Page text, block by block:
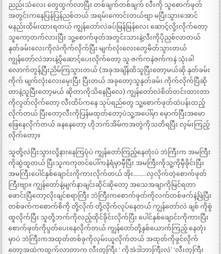
ညည်းသံလေး တွေထွက်လာပြီး တစ်ချက်တစ်ချက် လီးကို သူစောက်ဖုတ်
အတွင်းကနေပြန်ပြန်ညစ်တယ် အရမ်းကောင်းတယ်ဗျာ မပြီးသွားအောင်
မနည်းထိမ်းထားရတယ် ကျွန်တော်လဲခပ်မြန်မြန်လေး ဆောင့်လို့းလိုက်တော့
သူကော့တက်လားပြီး သူ့စောက်ဖုတ်အတွင်းသားနဲ့လီးကိုပိုညှစ်လာတယ်
နုတ်ခမ်းလေးကိုလဲကိုက်လိုက်ပြီး မျက်လုံးလေးတွေမိတ်သွားတယ်
ကျွန်တော်လဲအားနဲ့ပိုဆောင့်ပေးလိုက်တော့ သူ ဇက်ကနဲဇက်ကနဲ သုံးခါ
လောက်တွန့်ပြီးညိမ်ကြသွားတယ် (အခုအချိန်ထိသူပြီးတော့မယ်ဆို နုတ်ခမ်း
ကိုက် မျက်လုံးလေးမှေးပြီး ပြီးတယ် အခုတော့သူနုတ်ခမ်း ကိုက်လိုက်ပြီဆို
တာနဲ့သူပြီးတော့မယ် ဆိုတာကိုသိနေပြီလေ) ကျွန်တော်လဲစိတ်တင်းထားတာ
ကိုလွတ်လိုက်တော့ လီးထိပ်ကနေ သုပ်ရည်တွေ သူ့စောက်ဖုတ်ထဲပန်းထည့်
လိုက်တယ် ပြီးတော့လီးကိုပြန်မထုတ်တော့ပဲသူ့အပေါ်မှာ မှောက်ပြီးအမော
ဖြေနေလိုက်တယ် ခနနေတော့ ဟိုဘက်အိမ်ကအတွဲကိုသတိရပြီး လှမ်းကြည့်
လိုက်တော့။
သူတို့လဲပြီးသွားလို့နားနေကြပုံပဲ ကျွန်တော်ကြည့်နေတုံးပဲ ဘဲကြီးက အမကြီး
ကိုဆွဲထူတယ် ပြီးသူကကုတင်ပေါ်ကနံရံမှာမှီပြီး အမကြီးကိုသူ့ကိုမှီခိုင်းပြီး
အမကြီးပေါင်နှစ်ချောင်းကိုကားလိုက်တယ် အိုး………လှလိုက်တဲ့စောက်ဖုတ်
ကြီးဗျာ။ ကျွန်တော်နဲ့မျက်နာချင်းဆိုင်ဆိုတော့ အသေအချာကိုမြင်ရတာ
ဖောင်းပြီတော့လိုးချင်စရာကြီး ဘဲကြီးကစောက်ဖုတ်ကိုလက်တစ်ဖက်နဲ့ဖြဲပြီး
တစ်ဖက်ကစောက်စိကို တို့လိုက် တို့လိုက်လုပ်နေတယ် ကျွန်တော်လဲ ချစ် ကိုစွဲ
ထူလိုက်ပြီး သူတို့ဘက်ကိုလည့်ထိုင်ခိုင်းလိုက်ပြီး ပေါင်နှစ်ချောင်းကိုကားပြီး
စောက်ဖုတ်ကိုပွတ်ပေးနေလိုက်တယ် ကျွန်တော်တို့နှစ်ယောက်ကြည့် နေတုံး
မှာပဲ ဘဲကြီးကအထုတ်တစ်ခုကိုလှမ်းယူလိုက်တယ် အထုတ်ကိုဖွင်လိုက်
တော့အထဲကထွက်လာတာက လီးတုကြီး ‘ ကိုအဲဒါဘာကြီးလဲ’ ‘လီးတုကြီး